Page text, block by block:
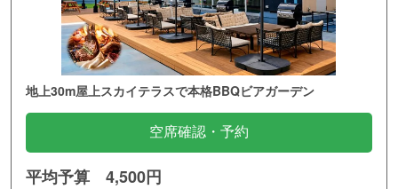
地上30m屋上スカイテラスで本格BBQビアガーデン
空席確認・予約
平均予算 4,500円